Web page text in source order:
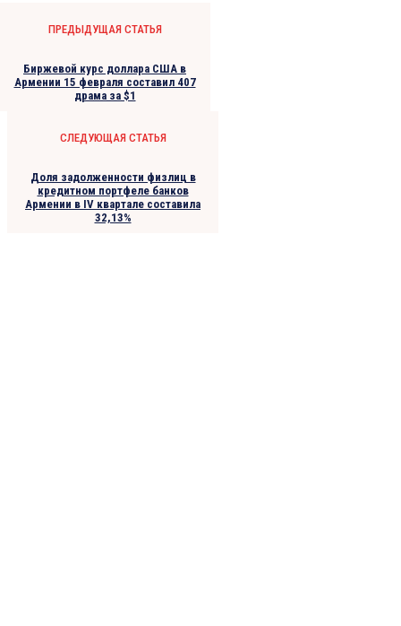
ПРЕДЫДУЩАЯ СТАТЬЯ
Биржевой курс доллара США в
Армении 15 февраля составил 407
драма за $1
СЛЕДУЮЩАЯ СТАТЬЯ
Доля задолженности физлиц в
кредитном портфеле банков
Армении в IV квартале cоставила
32,13%